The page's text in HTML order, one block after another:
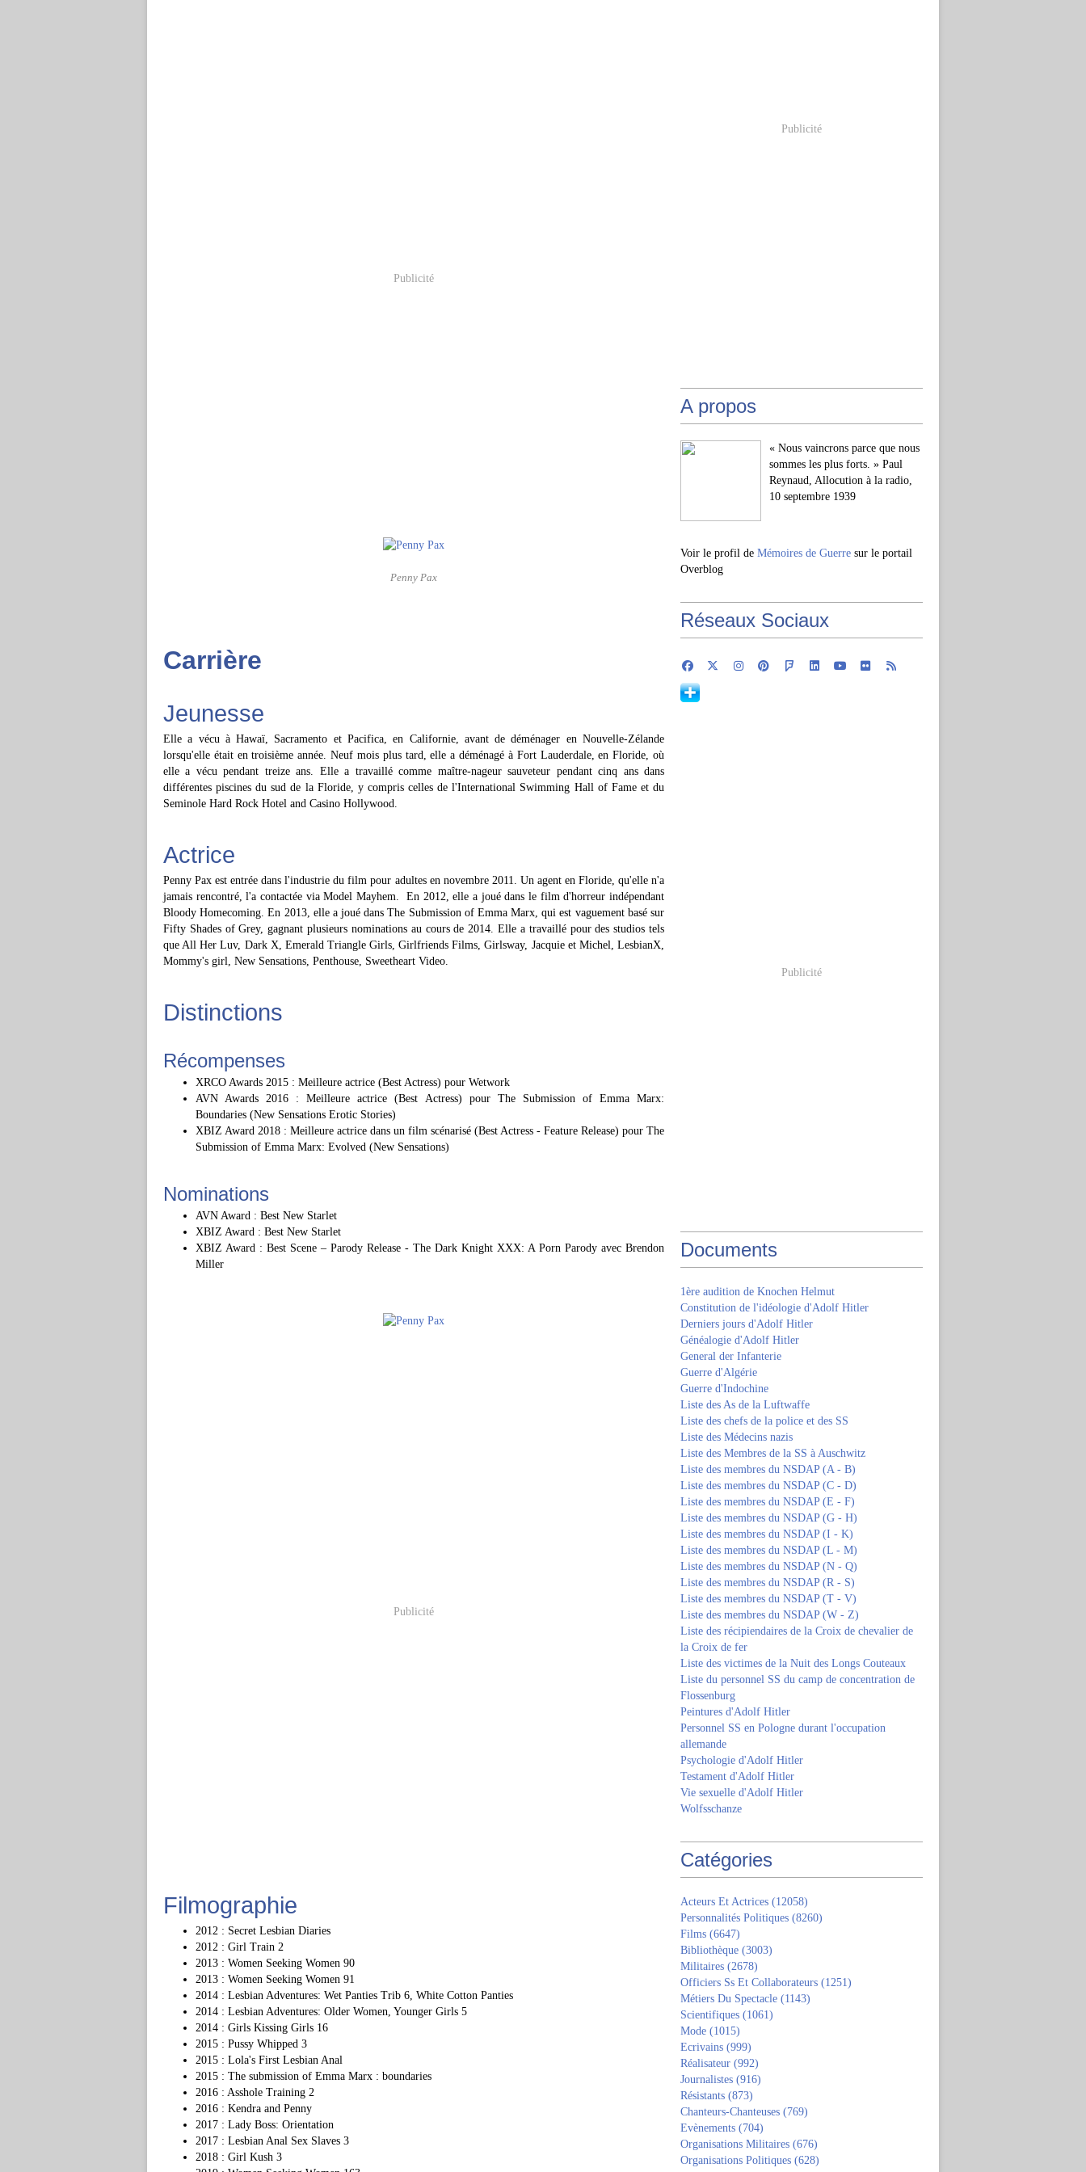
Publicité
Penny Pax
Carrière
Jeunesse
Elle a vécu à Hawaï, Sacramento et Pacifica, en Californie, avant de déménager en Nouvelle-Zélande
lorsqu'elle était en troisième année. Neuf mois plus tard, elle a déménagé à Fort Lauderdale, en Floride, où
elle a vécu pendant treize ans. Elle a travaillé comme maître-nageur sauveteur pendant cinq ans dans
différentes piscines du sud de la Floride, y compris celles de l'International Swimming Hall of Fame et du
Seminole Hard Rock Hotel and Casino Hollywood.
Actrice
Penny Pax est entrée dans l'industrie du film pour adultes en novembre 2011. Un agent en Floride, qu'elle n'a
jamais rencontré, l'a contactée via Model Mayhem. En 2012, elle a joué dans le film d'horreur indépendant
Bloody Homecoming. En 2013, elle a joué dans The Submission of Emma Marx, qui est vaguement basé sur
Fifty Shades of Grey, gagnant plusieurs nominations au cours de 2014. Elle a travaillé pour des studios tels
que All Her Luv, Dark X, Emerald Triangle Girls, Girlfriends Films, Girlsway, Jacquie et Michel, LesbianX,
Mommy's girl, New Sensations, Penthouse, Sweetheart Video.
Distinctions
Récompenses
XRCO Awards 2015 : Meilleure actrice (Best Actress) pour Wetwork
AVN Awards 2016 : Meilleure actrice (Best Actress) pour The Submission of Emma Marx:
Boundaries (New Sensations Erotic Stories)
XBIZ Award 2018 : Meilleure actrice dans un film scénarisé (Best Actress - Feature Release) pour The
Submission of Emma Marx: Evolved (New Sensations)
Nominations
AVN Award : Best New Starlet
XBIZ Award : Best New Starlet
XBIZ Award : Best Scene – Parody Release - The Dark Knight XXX: A Porn Parody avec Brendon
Miller
Publicité
Filmographie
2012 : Secret Lesbian Diaries
2012 : Girl Train 2
2013 : Women Seeking Women 90
2013 : Women Seeking Women 91
2014 : Lesbian Adventures: Wet Panties Trib 6, White Cotton Panties
2014 : Lesbian Adventures: Older Women, Younger Girls 5
2014 : Girls Kissing Girls 16
2015 : Pussy Whipped 3
2015 : Lola's First Lesbian Anal
2015 : The submission of Emma Marx : boundaries
2016 : Asshole Training 2
2016 : Kendra and Penny
2017 : Lady Boss: Orientation
2017 : Lesbian Anal Sex Slaves 3
2018 : Girl Kush 3
Publicité
A propos
« Nous vaincrons parce que nous
sommes les plus forts. » Paul
Reynaud, Allocution à la radio,
10 septembre 1939
Voir le profil de Mémoires de Guerre sur le portail
Overblog
Réseaux Sociaux
Publicité
Documents
1ère audition de Knochen Helmut
Constitution de l'idéologie d'Adolf Hitler
Derniers jours d'Adolf Hitler
Généalogie d'Adolf Hitler
General der Infanterie
Guerre d'Algérie
Guerre d'Indochine
Liste des As de la Luftwaffe
Liste des chefs de la police et des SS
Liste des Médecins nazis
Liste des Membres de la SS à Auschwitz
Liste des membres du NSDAP (A - B)
Liste des membres du NSDAP (C - D)
Liste des membres du NSDAP (E - F)
Liste des membres du NSDAP (G - H)
Liste des membres du NSDAP (I - K)
Liste des membres du NSDAP (L - M)
Liste des membres du NSDAP (N - Q)
Liste des membres du NSDAP (R - S)
Liste des membres du NSDAP (T - V)
Liste des membres du NSDAP (W - Z)
Liste des récipiendaires de la Croix de chevalier de
la Croix de fer
Liste des victimes de la Nuit des Longs Couteaux
Liste du personnel SS du camp de concentration de
Flossenburg
Peintures d'Adolf Hitler
Personnel SS en Pologne durant l'occupation
allemande
Psychologie d'Adolf Hitler
Testament d'Adolf Hitler
Vie sexuelle d'Adolf Hitler
Wolfsschanze
Catégories
Acteurs Et Actrices (12058)
Personnalités Politiques (8260)
Films (6647)
Bibliothèque (3003)
Militaires (2678)
Officiers Ss Et Collaborateurs (1251)
Métiers Du Spectacle (1143)
Scientifiques (1061)
Mode (1015)
Ecrivains (999)
Réalisateur (992)
Journalistes (916)
Résistants (873)
Chanteurs-Chanteuses (769)
Evènements (704)
Organisations Militaires (676)
Organisations Politiques (628)